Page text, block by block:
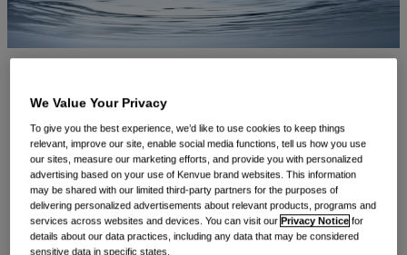
）将分享新的临床数据，展示其标志性品牌如何利用
最新科学研究在 2025 年美国皮肤病学会 (AAD) 年会上塑造
皮肤健康和美容领域的未来，该年会将于 2025 年3月7日-11日
在佛罗里达州奥兰多的奥兰多会议中心举行。
在 14 项详细阐述 Kenvue 科学研究的临床研究的发现中，公司
We Value Your Privacy
To give you the best experience, we’d like to use cookies to keep things
relevant, improve our site, enable social media functions, tell us how you use
our sites, measure our marketing efforts, and provide you with personalized
advertising based on your use of Kenvue brand websites. This information
may be shared with our limited third-party partners for the purposes of
delivering personalized advertisements about relevant products, programs and
services across websites and devices. You can visit ourPrivacy Notice for
details about our data practices, including any data that may be considered
sensitive data in specific states.